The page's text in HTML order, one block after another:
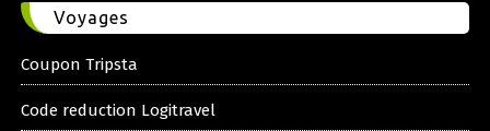
Voyages
Coupon Tripsta
Code reduction Logitravel